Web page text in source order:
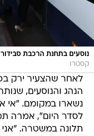
נוסעים בתחנת הרכבת סבידור מרכז
קסטרו
לאחר שהצעיר ירק
הנהג והנוסעים,
נשארו במקומם. "אי
לסדר היום", אמרה
תלונה במשטרה. "אני